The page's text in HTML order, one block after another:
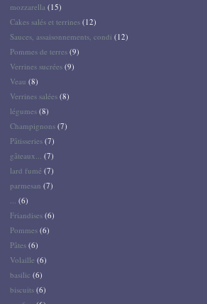
mozzarella (15)
Cakes salés et terrines (12)
Sauces, assaisonnements, condi (12)
Pommes de terres (9)
Verrines sucrées (9)
Veau (8)
Verrines salées (8)
légumes (8)
Champignons (7)
Pâtisseries (7)
gâteaux... (7)
lard fumé (7)
parmesan (7)
... (6)
Friandises (6)
Pommes (6)
Pâtes (6)
Volaille (6)
basilic (6)
biscuits (6)